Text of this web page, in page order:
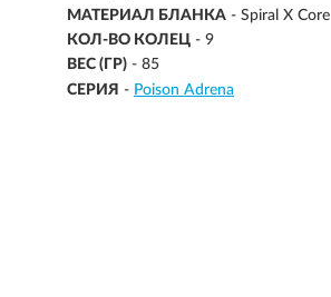
МАТЕРИАЛ БЛАНКА - Spiral X Core
КОЛ-ВО КОЛЕЦ - 9
ВЕС (ГР) - 85
СЕРИЯ - Poison Adrena